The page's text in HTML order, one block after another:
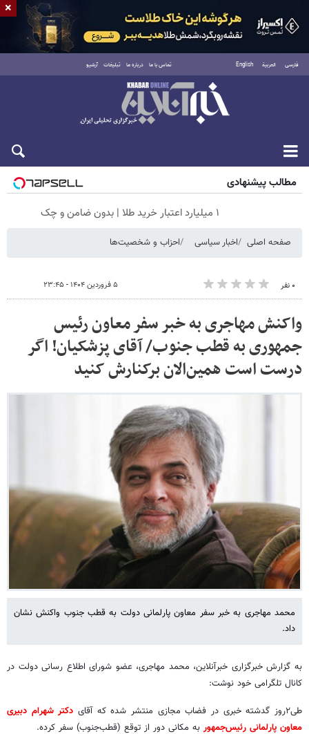
فارسی العربية English تماس با ما درباره ما تبلیغات آرشیو
جمعه ۱۶ مرداد ۱۴۰۵
مطالب پیشنهادی
۱ میلیارد اعتبار خرید طلا | بدون ضامن و چک
صفحه اصلی اخبار سیاسی احزاب و شخصیت‌ها
۰ نفر ۵ فروردین ۱۴۰۴ - ۲۳:۴۵
واکنش مهاجری به خبر سفر معاون رئیس
جمهوری به قطب جنوب/ آقای پزشکیان! اگر
درست است همین‌الان برکنارش کنید
محمد مهاجری به خبر سفر معاون پارلمانی دولت به قطب جنوب واکنش نشان
داد.
به گزارش خبرگزاری خبرآنلاین، محمد مهاجری، عضو شورای اطلاع رسانی دولت در
کانال تلگرامی خود نوشت:
طی۲روز گدشته خبری در فضاب مجازی منتشر شده که آقای
دکتر شهرام دبیری
معاون پارلمانی رئیس‌جمهور به مکانی دور از توقع (قطب‌جنوب) سفر کرده.
×